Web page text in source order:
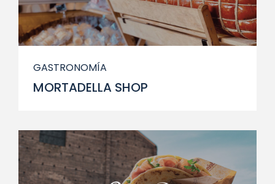
GASTRONOMÍA
MORTADELLA SHOP